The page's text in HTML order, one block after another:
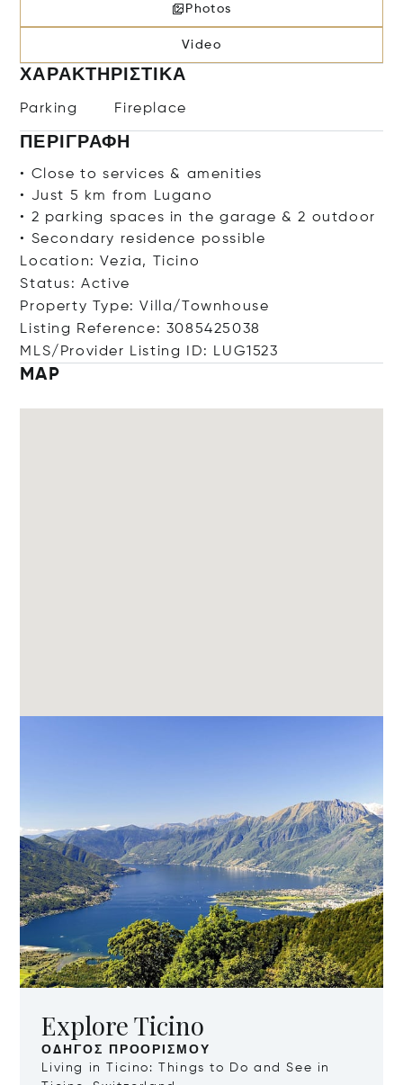
Photos
Video
ΧΑΡΑΚΤΗΡΙΣΤΙΚΆ
Parking Fireplace
ΠΕΡΙΓΡΑΦΉ
• Close to services & amenities
• Just 5 km from Lugano
• 2 parking spaces in the garage & 2 outdoor
• Secondary residence possible
Location: Vezia, Ticino
Status: Active
Property Type: Villa/Townhouse
Listing Reference: 3085425038
MLS/Provider Listing ID: LUG1523
MAP
Explore Ticino
ΟΔΗΓΌΣ ΠΡΟΟΡΙΣΜΟΎ
Living in Ticino: Things to Do and See in